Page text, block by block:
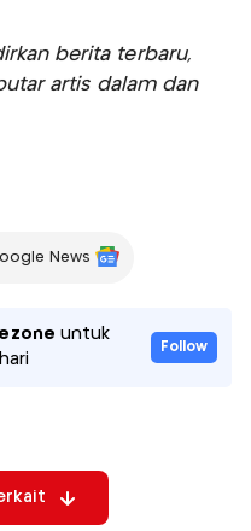
berita terbaru,
artis dalam dan
News
untuk
Follow